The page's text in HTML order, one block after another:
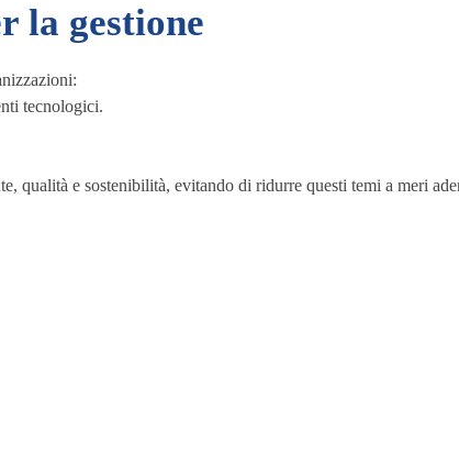
la gestione
tecnologici.
qualità e sostenibilità, evitando di ridurre questi temi a meri